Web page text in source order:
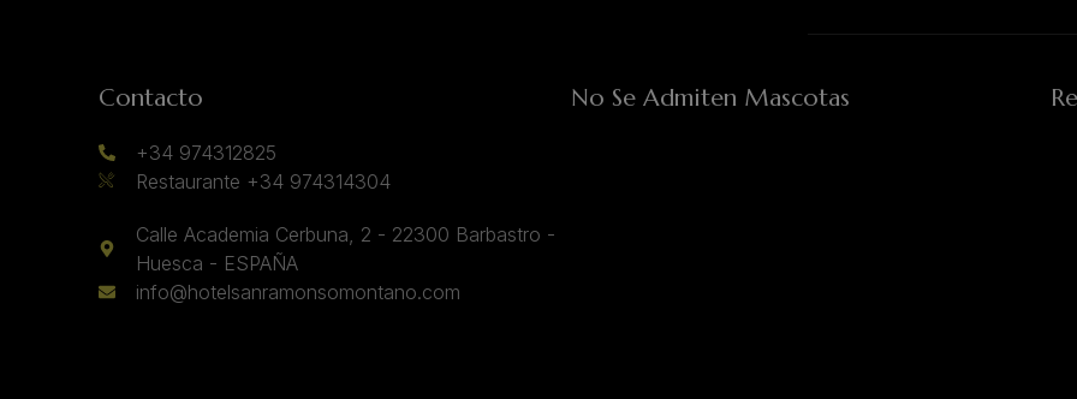
Contacto
+34 974312825
Restaurante +34 974314304
Calle Academia Cerbuna, 2 - 22300 Barbastro -
Huesca - ESPAÑA
info@hotelsanramonsomontano.com
No Se Admiten Mascotas